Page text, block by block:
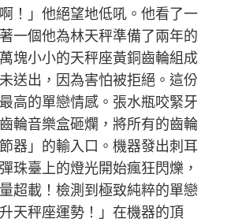
！」他絕望地低吼。他看了一
一個他為林天秤準備了兩年的
塊小小的天秤座黃銅齒輪組成
送出，因為害怕被拒絕。這份
高的單戀情感。張水瓶咬緊牙
輪音樂盒砸爛，將所有的齒輪
器」的輸入口。機器發出刺耳
珠臺上的燈光開始瘋狂閃爍，
超載！檢測到極致純粹的單戀
天秤座運勢！」在機器的頂